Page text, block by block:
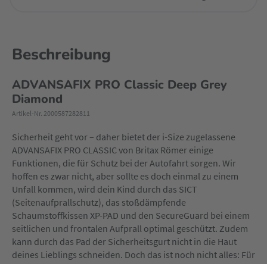
Beschreibung
ADVANSAFIX PRO Classic Deep Grey
Diamond
Artikel-Nr. 2000587282811
Sicherheit geht vor – daher bietet der i-Size zugelassene
ADVANSAFIX PRO CLASSIC von Britax Römer einige
Funktionen, die für Schutz bei der Autofahrt sorgen. Wir
hoffen es zwar nicht, aber sollte es doch einmal zu einem
Unfall kommen, wird dein Kind durch das SICT
(Seitenaufprallschutz), das stoßdämpfende
Schaumstoffkissen XP-PAD und den SecureGuard bei einem
seitlichen und frontalen Aufprall optimal geschützt. Zudem
kann durch das Pad der Sicherheitsgurt nicht in die Haut
deines Lieblings schneiden. Doch das ist noch nicht alles: Für